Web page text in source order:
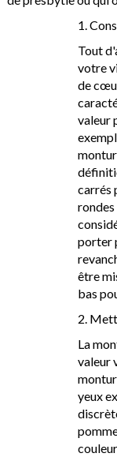
1.
Tout
votre
de
valeur
carrés
rondes
porter
être
bas
2.
La
valeur
yeux